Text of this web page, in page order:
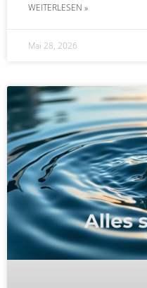
WEITERLESEN »
Mai 28, 2026